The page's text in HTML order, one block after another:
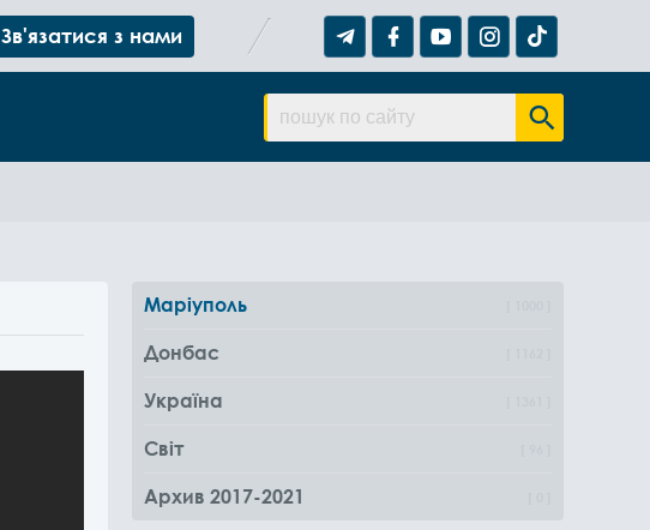
Зв'язатися з нами
Маріуполь
Донбас
Україна
Світ
Архив 2017-2021